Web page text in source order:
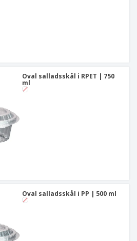
Oval salladsskål i RPET | 750
ml
Oval salladsskål i PP | 500 ml